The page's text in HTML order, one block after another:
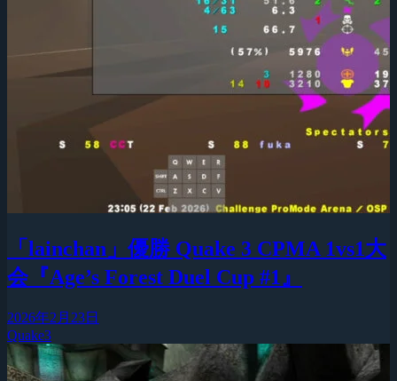
「lainchan」優勝 Quake 3 CPMA 1vs1大
会『Age’s Forest Duel Cup #1』
2026年2月23日
Quake3